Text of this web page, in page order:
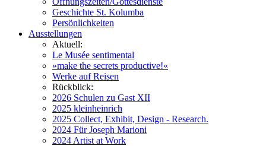
Geschichte St. Kolumba
Persönlichkeiten
Ausstellungen
Aktuell:
Le Musée sentimental
»make the secrets productive!«
Werke auf Reisen
Rückblick:
2026 Schulen zu Gast XII
2025 kleinheinrich
2025 Collect, Exhibit, Design - Research.
2024 Für Joseph Marioni
2024 Artist at Work